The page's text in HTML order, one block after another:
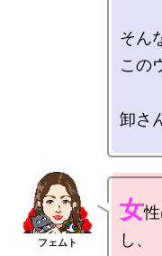
そん
この
卸さ
女
し、